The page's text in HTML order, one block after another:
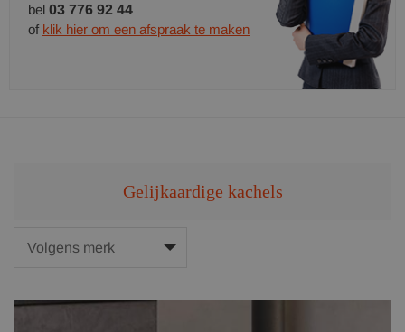
bel 03 776 92 44
of klik hier om een afspraak te maken
Gelijkaardige kachels